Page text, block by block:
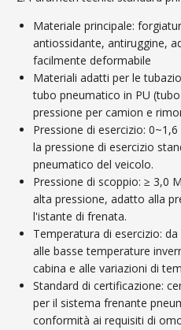
Materiale principale:
antiossidante, antiruggine,
facilmente deformabile
Materiali adatti per le
tubo pneumatico in PU
pressione per camion e
Pressione di esercizio:
la pressione di esercizio
pneumatico del veicolo.
Pressione di scoppio: ≥ 3,0
alta pressione, adatto alla
l'istante di frenata.
Temperatura di esercizio:
alle basse temperature
cabina e alle variazioni di
Standard di certificazione:
per il sistema frenante
conformità ai requisiti di